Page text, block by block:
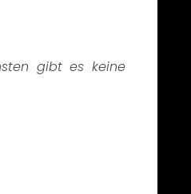
gibt es keine